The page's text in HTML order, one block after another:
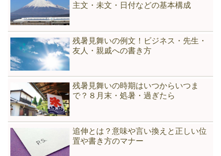
主文・未文・日付などの基本構成
残暑見舞いの例文！ビジネス・先生・
友人・親戚への書き方
残暑見舞いの時期はいつからいつま
で？８月末・処暑・過ぎたら
追伸とは？意味や言い換えと正しい位
置や書き方のマナー